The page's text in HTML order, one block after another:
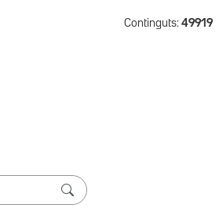
Continguts: 49919